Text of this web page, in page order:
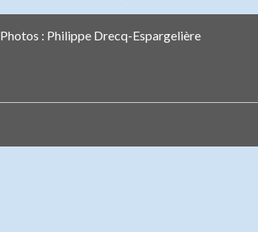
Photos : Philippe Drecq-Espargelière